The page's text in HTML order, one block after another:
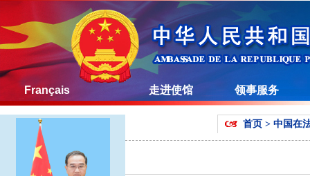
Français 走进使馆 领事服务
首页 > 中国在